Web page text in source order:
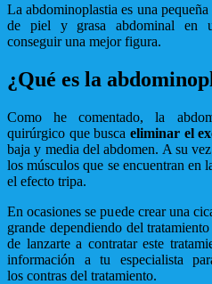
La abdominoplastia es una
de piel y grasa abdominal en
conseguir una mejor figura.
¿Qué es la
Como he comentado, la
quirúrgico que busca eliminar el
baja y media del abdomen. A su
los músculos que se encuentran en
el efecto tripa.
En ocasiones se puede crear una
grande dependiendo del
de lanzarte a contratar este
información a tu especialista
los contras del tratamiento.